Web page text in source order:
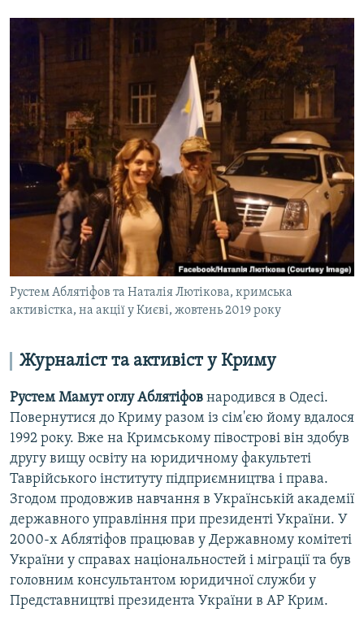
Рустем Аблятіфов та Наталія Лютікова, кримська
активістка, на акції у Києві, жовтень 2019 року
Журналіст та активіст у Криму
Рустем Мамут оглу Аблятіфов народився в Одесі.
Повернутися до Криму разом із сім'єю йому вдалося
1992 року. Вже на Кримському півострові він здобув
другу вищу освіту на юридичному факультеті
Таврійського інституту підприємництва і права.
Згодом продовжив навчання в Українській академії
державного управління при президенті України. У
2000-х Аблятіфов працював у Державному комітеті
України у справах національностей і міграції та був
головним консультантом юридичної служби у
Представництві президента України в АР Крим.